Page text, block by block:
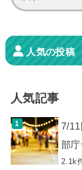
人気の投稿
人気記事
7/
部庁
2.1k